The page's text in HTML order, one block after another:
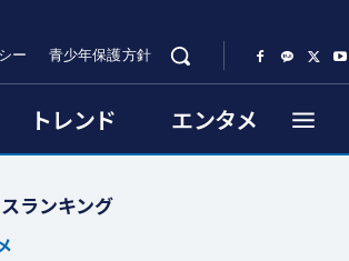
ー 青少年保護方針
トレンド エンタメ
ランキング